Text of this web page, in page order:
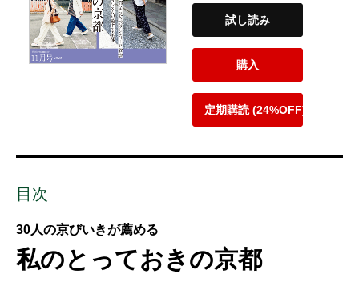
試し読み
購入
定期購読 (24%OFF)
目次
30人の京びいきが薦める
私のとっておきの京都